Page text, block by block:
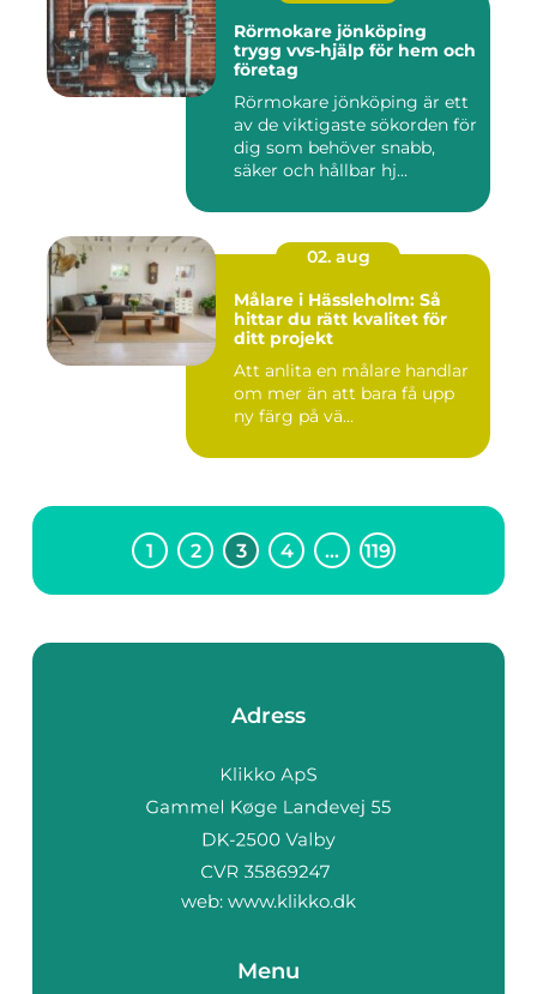
Rörmokare jönköping
trygg vvs-hjälp för hem och
företag
Rörmokare jönköping är ett
av de viktigaste sökorden för
dig som behöver snabb,
säker och hållbar hj...
02. aug
Målare i Hässleholm: Så
hittar du rätt kvalitet för
ditt projekt
Att anlita en målare handlar
om mer än att bara få upp
ny färg på vä...
1 2 3 4 … 119
Adress
web: www.klikko.dk
Menu